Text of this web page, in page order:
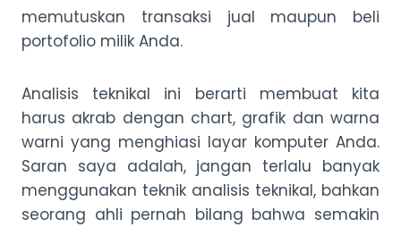
memutuskan transaksi jual maupun beli
portofolio milik Anda.
Analisis teknikal ini berarti membuat kita
harus akrab dengan chart, grafik dan warna
warni yang menghiasi layar komputer Anda.
Saran saya adalah, jangan terlalu banyak
menggunakan teknik analisis teknikal, bahkan
seorang ahli pernah bilang bahwa semakin